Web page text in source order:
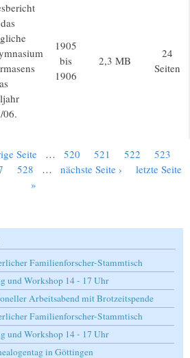
06.
1905
bis
1906
2,3 MB
24
Seiten
Seite … 520 521 522 523
528 … nächste Seite ›
letzte Seite
»
Familienforscher-Stammtisch
und Workshop 14 - 17 Uhr
Arbeitsabend mit Brotzeitspende
Familienforscher-Stammtisch
und Workshop 14 - 17 Uhr
in Göttingen